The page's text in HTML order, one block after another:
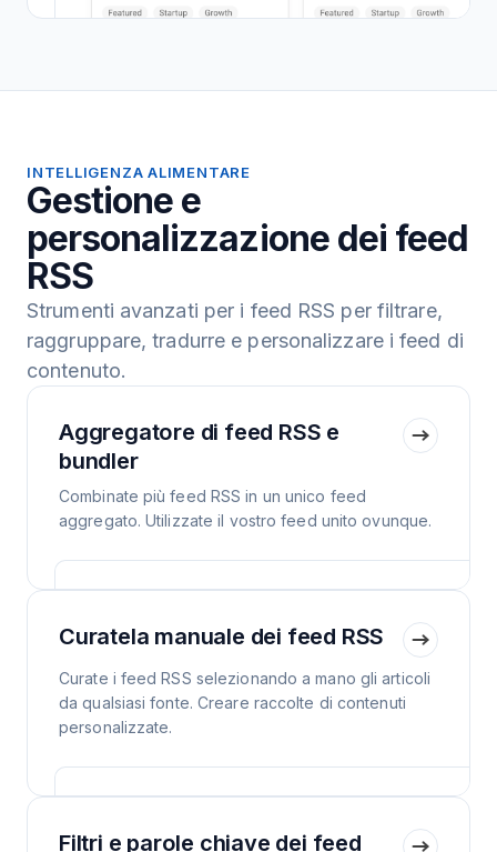
INTELLIGENZA ALIMENTARE
Gestione e
personalizzazione dei feed
RSS
Strumenti avanzati per i feed RSS per filtrare,
raggruppare, tradurre e personalizzare i feed di
contenuto.
Aggregatore di feed RSS e
bundler
Combinate più feed RSS in un unico feed
aggregato. Utilizzate il vostro feed unito ovunque.
Curatela manuale dei feed RSS
Curate i feed RSS selezionando a mano gli articoli
da qualsiasi fonte. Creare raccolte di contenuti
personalizzate.
Filtri e parole chiave dei feed